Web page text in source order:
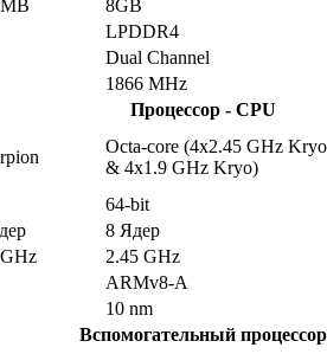
8GB
LPDDR4
Dual Channel
1866 MHz
Процессор - CPU
Octa-core (4x2.45 GHz Kryo
& 4x1.9 GHz Kryo)
64-bit
8 Ядер
2.45 GHz
ARMv8-A
10 nm
Вспомогательный процессор